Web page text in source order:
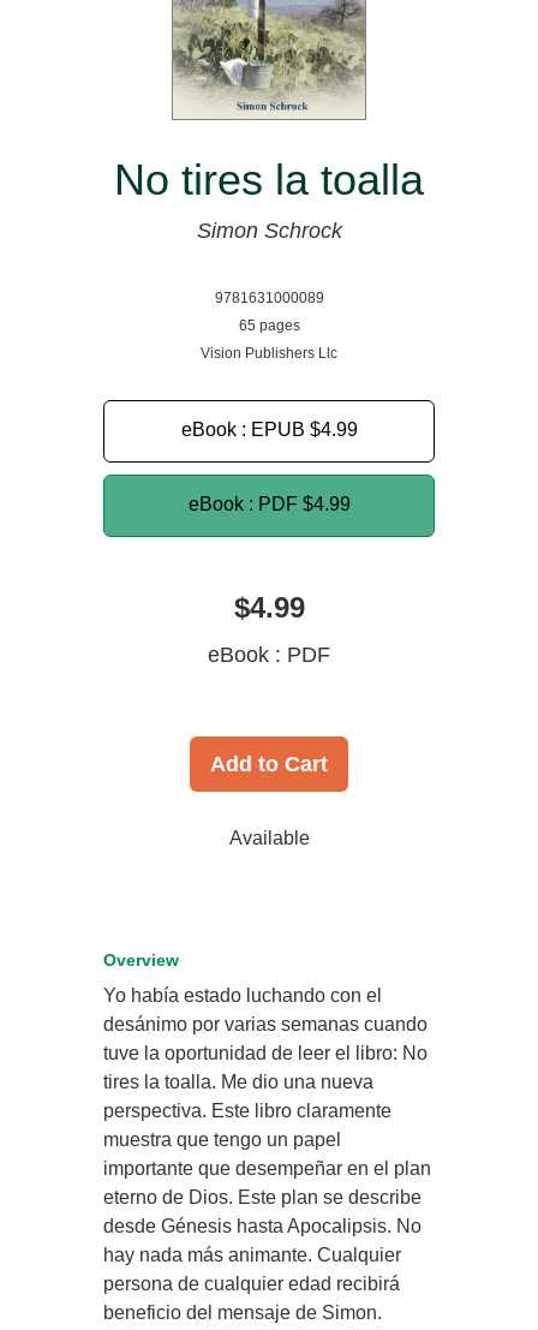
No tires la toalla
Simon Schrock
9781631000089
65 pages
Vision Publishers Llc
eBook : EPUB $4.99
eBook : PDF $4.99
$4.99
eBook : PDF
Add to Cart
Available
Overview
Yo había estado luchando con el
desánimo por varias semanas cuando
tuve la oportunidad de leer el libro: No
tires la toalla. Me dio una nueva
perspectiva. Este libro claramente
muestra que tengo un papel
importante que desempeñar en el plan
eterno de Dios. Este plan se describe
desde Génesis hasta Apocalipsis. No
hay nada más animante. Cualquier
persona de cualquier edad recibirá
beneficio del mensaje de Simon.